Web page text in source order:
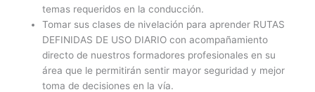
temas requeridos en la conducción.
Tomar sus clases de nivelación para aprender RUTAS
DEFINIDAS DE USO DIARIO con acompañamiento
directo de nuestros formadores profesionales en su
área que le permitirán sentir mayor seguridad y mejor
toma de decisiones en la vía.